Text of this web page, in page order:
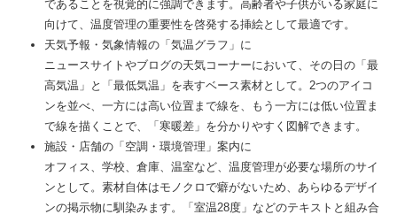
であることを視覚的に強調できます。高齢者や子供がいる家庭に
向けて、温度管理の重要性を啓発する挿絵として最適です。
天気予報・気象情報の「気温グラフ」に
ニュースサイトやブログの天気コーナーにおいて、その日の「最
高気温」と「最低気温」を表すベース素材として。2つのアイコ
ンを並べ、一方には高い位置まで線を、もう一方には低い位置ま
で線を描くことで、「寒暖差」を分かりやすく図解できます。
施設・店舗の「空調・環境管理」案内に
オフィス、学校、倉庫、温室など、温度管理が必要な場所のサイ
ンとして。素材自体はモノクロで癖がないため、あらゆるデザイ
ンの掲示物に馴染みます。「室温28度」などのテキストと組み合